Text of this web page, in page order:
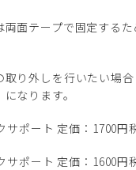
面テープで固定するた
り外しを行いたい場
なります。
サポート 定価：1700円
サポート 定価：1600円